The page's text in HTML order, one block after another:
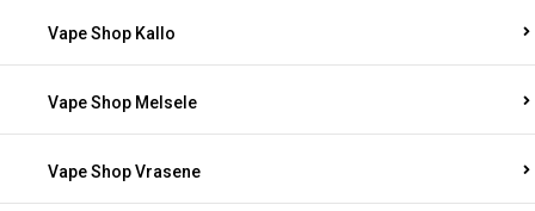
Vape Shop Kallo
Vape Shop Melsele
Vape Shop Vrasene